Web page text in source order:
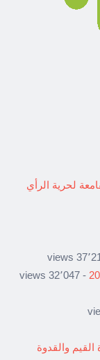
لحرية الرأي
- 32٬047 views
والقدوة